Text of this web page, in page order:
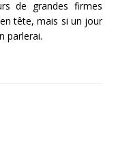
de grandes firmes
en tête, mais si un jour
parlerai.